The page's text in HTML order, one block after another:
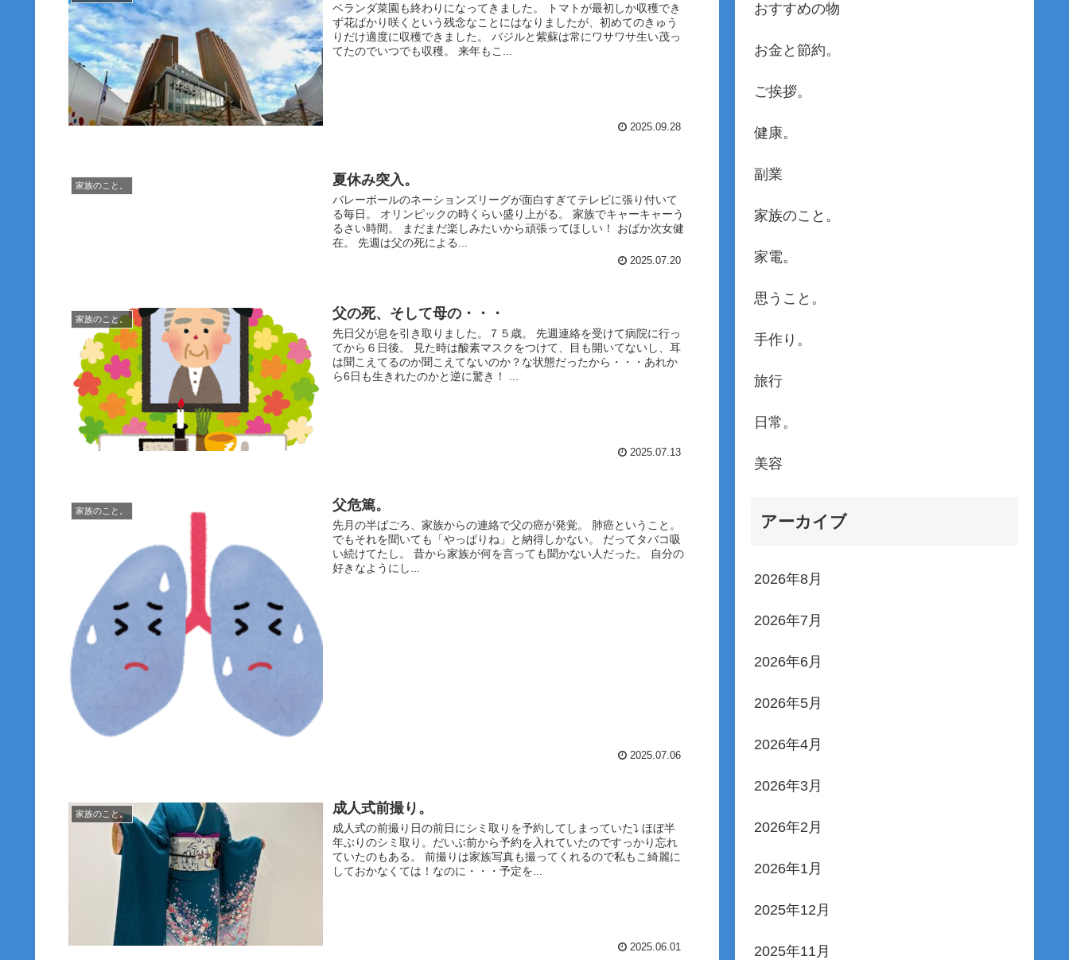
ベランダ菜園も終わりになってきました。 トマトが最初しか収穫でき
ず花ばかり咲くという残念なことにはなりましたが、初めてのきゅう
りだけ適度に収穫できました。 バジルと紫蘇は常にワサワサ生い茂っ
てたのでいつでも収穫。 来年もこ...
2025.09.28
家族のこと。 夏休み突入。
バレーボールのネーションズリーグが面白すぎてテレビに張り付いて
る毎日。 オリンピックの時くらい盛り上がる。 家族でキャーキャーう
るさい時間。 まだまだ楽しみたいから頑張ってほしい！ おばか次女健
在。 先週は父の死による...
2025.07.20
家族のこと。 父の死、そして母の・・・
先日父が息を引き取りました。７５歳。 先週連絡を受けて病院に行っ
てから６日後。 見た時は酸素マスクをつけて、目も開いてないし、耳
は聞こえてるのか聞こえてないのか？な状態だったから・・・あれか
ら6日も生きれたのかと逆に驚き！ ...
2025.07.13
家族のこと。 父危篤。
先月の半ばごろ、家族からの連絡で父の癌が発覚。 肺癌ということ。
でもそれを聞いても「やっぱりね」と納得しかない。 だってタバコ吸
い続けてたし。 昔から家族が何を言っても聞かない人だった。 自分の
好きなようにし...
2025.07.06
家族のこと。 成人式前撮り。
成人式の前撮り日の前日にシミ取りを予約してしまっていた⤵️ ほぼ半
年ぶりのシミ取り。だいぶ前から予約を入れていたのですっかり忘れ
ていたのもある。 前撮りは家族写真も撮ってくれるので私もこ綺麗に
しておかなくては！なのに・・・予定を...
2025.06.01
おすすめの物
お金と節約。
ご挨拶。
健康。
副業
家族のこと。
家電。
思うこと。
手作り。
旅行
日常。
美容
アーカイブ
2026年8月
2026年7月
2026年6月
2026年5月
2026年4月
2026年3月
2026年2月
2026年1月
2025年12月
2025年11月